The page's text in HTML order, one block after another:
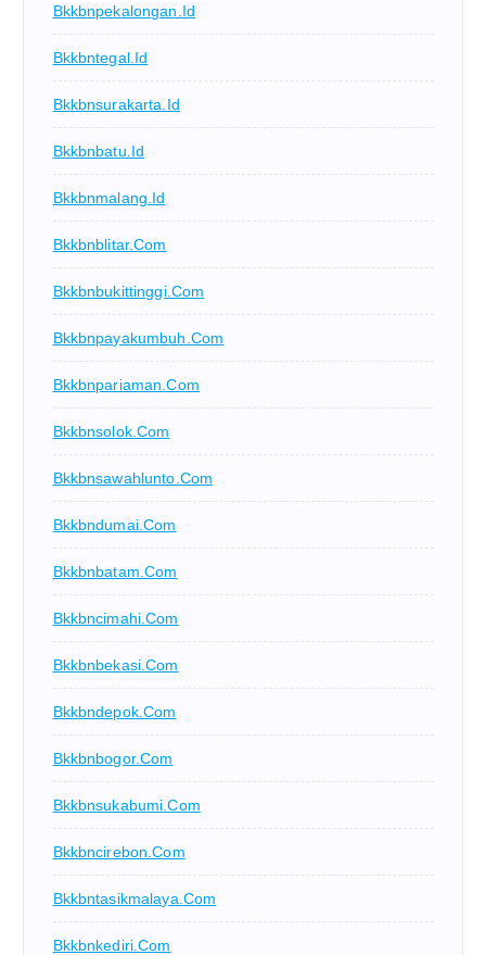
Bkkbnpekalongan.id
Bkkbntegal.id
Bkkbnsurakarta.id
Bkkbnbatu.id
Bkkbnmalang.id
Bkkbnblitar.com
Bkkbnbukittinggi.com
Bkkbnpayakumbuh.com
Bkkbnpariaman.com
Bkkbnsolok.com
Bkkbnsawahlunto.com
Bkkbndumai.com
Bkkbnbatam.com
Bkkbncimahi.com
Bkkbnbekasi.com
Bkkbndepok.com
Bkkbnbogor.com
Bkkbnsukabumi.com
Bkkbncirebon.com
Bkkbntasikmalaya.com
Bkkbnkediri.com